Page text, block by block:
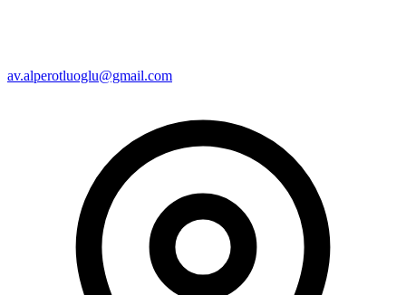
av.alperotluoglu@gmail.com